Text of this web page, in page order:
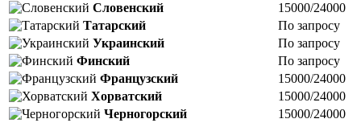
Словенский
15000/24000
Татарский
По запросу
Украинский
По запросу
Финский
По запросу
Французский
15000/24000
Хорватский
15000/24000
Черногорский
15000/24000